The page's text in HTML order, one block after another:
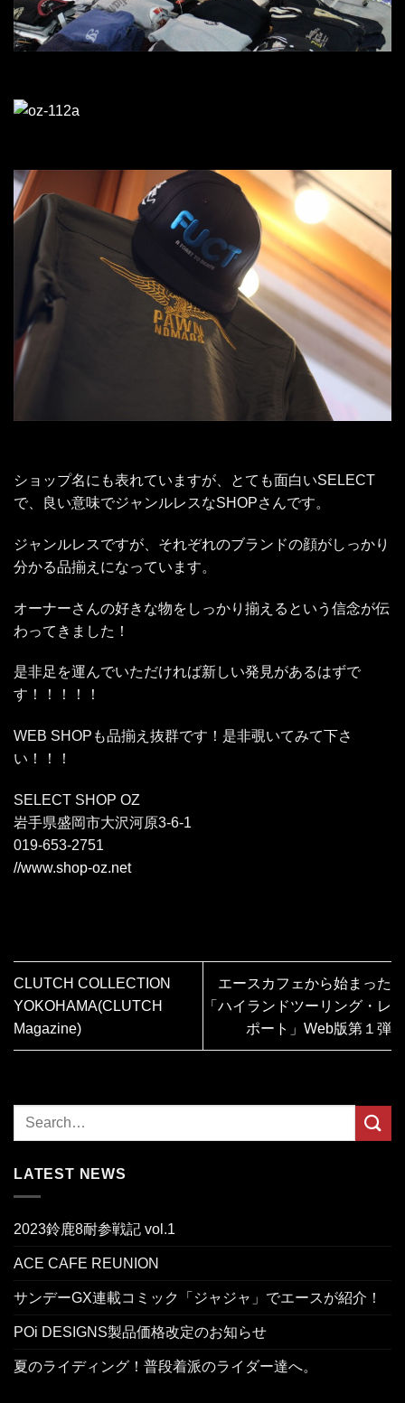
ショップ名にも表れていますが、とても面白いSELECT
で、良い意味でジャンルレスなSHOPさんです。
ジャンルレスですが、それぞれのブランドの顔がしっかり
分かる品揃えになっています。
オーナーさんの好きな物をしっかり揃えるという信念が伝
わってきました！
是非足を運んでいただければ新しい発見があるはずで
す！！！！！
WEB SHOPも品揃え抜群です！是非覗いてみて下さ
い！！！
SELECT SHOP OZ
岩手県盛岡市大沢河原3-6-1
019-653-2751
//www.shop-oz.net
CLUTCH COLLECTION
YOKOHAMA(CLUTCH
Magazine)
エースカフェから始まった
「ハイランドツーリング・レ
ポート」Web版第１弾
LATEST NEWS
2023鈴鹿8耐参戦記 vol.1
ACE CAFE REUNION
サンデーGX連載コミック「ジャジャ」でエースが紹介！
POi DESIGNS製品価格改定のお知らせ
夏のライディング！普段着派のライダー達へ。